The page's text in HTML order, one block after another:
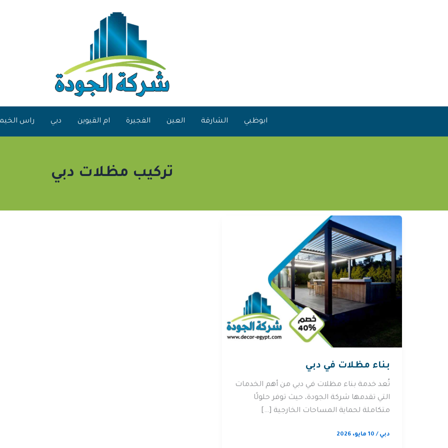
ابوظبي الشارقة العين الفجيرة ام القيوين دبي راس
تركيب مظلات دبي
بناء مظلات في دبي
تُعد خدمة بناء مظلات في دبي من أهم الخدمات
التي تقدمها شركة الجودة، حيث توفر حلولًا
متكاملة لحماية المساحات الخارجية […]
دبي / 10 مايو، 2026